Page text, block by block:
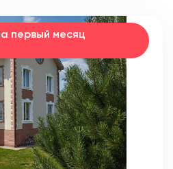
первый месяц